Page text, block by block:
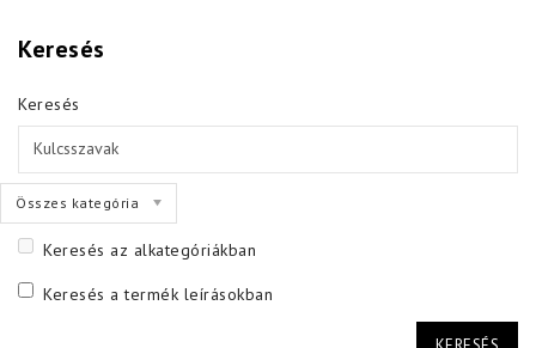
Keresés
Keresés
Összes kategória
Keresés az alkategóriákban
Keresés a termék leírásokban